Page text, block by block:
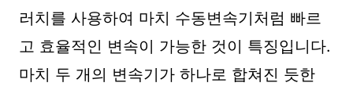
러치를 사용하여 마치 수동변속기처럼 빠르
고 효율적인 변속이 가능한 것이 특징입니다.
마치 두 개의 변속기가 하나로 합쳐진 듯한